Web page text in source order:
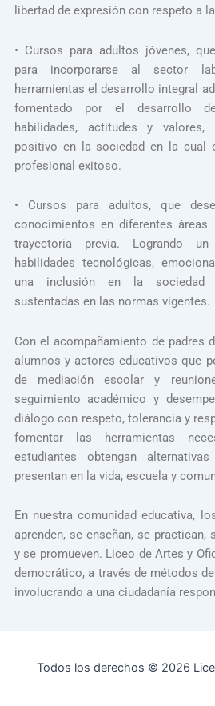
libertad de expresión con respeto a
• Cursos para adultos jóvenes,
para incorporarse al sector
herramientas el desarrollo integral
fomentado por el desarrollo
habilidades, actitudes y valores,
positivo en la sociedad en la cual
profesional exitoso.
• Cursos para adultos, que
conocimientos en diferentes
trayectoria previa. Logrando
habilidades tecnológicas,
una inclusión en la sociedad
sustentadas en las normas vigentes.
Con el acompañamiento de padres
alumnos y actores educativos que
de mediación escolar y
seguimiento académico y
diálogo con respeto, tolerancia y
fomentar las herramientas
estudiantes obtengan
presentan en la vida, escuela y
En nuestra comunidad educativa,
aprenden, se enseñan, se practican,
y se promueven. Liceo de Artes y
democrático, a través de métodos
involucrando a una ciudadanía
Todos los derechos © 2026